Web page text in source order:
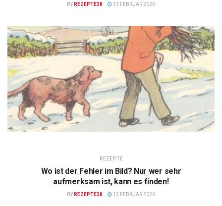
BY REZEPTE38 13 FEBRUAR 2026
REZEPTE
Wo ist der Fehler im Bild? Nur wer sehr
aufmerksam ist, kann es finden!
BY REZEPTE38 13 FEBRUAR 2026